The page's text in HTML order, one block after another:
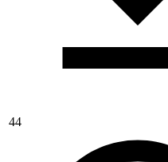
44